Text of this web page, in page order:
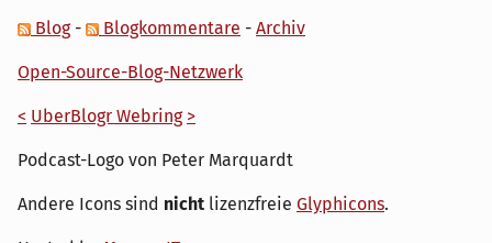
Blog- Blogkommentare - Archiv
Open-Source-Blog-Netzwerk
< UberBlogr Webring >
Podcast-Logo von Peter Marquardt
Andere Icons sind nicht lizenzfreie Glyphicons.